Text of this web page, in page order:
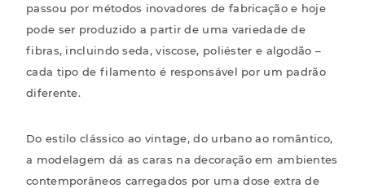
passou por métodos inovadores de fabricação e hoje
pode ser produzido a partir de uma variedade de
fibras, incluindo seda, viscose, poliéster e algodão –
cada tipo de filamento é responsável por um padrão
diferente.
Do estilo clássico ao vintage, do urbano ao romântico,
a modelagem dá as caras na decoração em ambientes
contemporâneos carregados por uma dose extra de